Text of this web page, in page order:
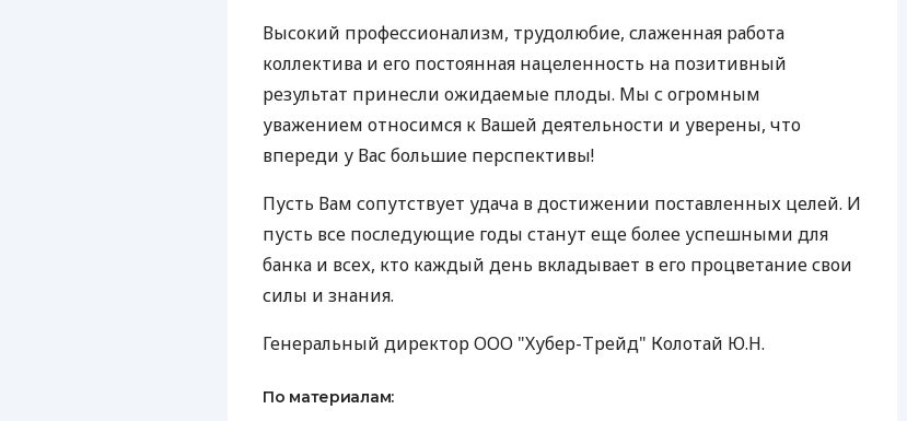
ЕЖЕМЕСЯЧНЫЙ ОБЗОР
КЕШБЭКА
ПУТЕВОДИТЕЛИ ПО
БАНКОВСКИМ КАРТАМ
Высокий профессионализм, трудолюбие, слаженная работа
коллектива и его постоянная нацеленность на позитивный
результат принесли ожидаемые плоды. Мы с огромным
уважением относимся к Вашей деятельности и уверены, что
впереди у Вас большие перспективы!
Пусть Вам сопутствует удача в достижении поставленных целей. И
пусть все последующие годы станут еще более успешными для
банка и всех, кто каждый день вкладывает в его процветание свои
силы и знания.
Генеральный директор ООО "Хубер-Трейд" Колотай Ю.Н.
По материалам: